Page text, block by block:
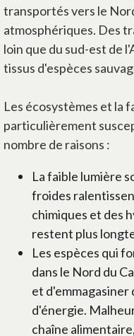
transportés vers le
atmosphériques. Des
loin que du sud-est de
tissus d'espèces
Les écosystèmes et la
particulièrement
nombre de raisons :
La faible lumière
froides
chimiques et des
restent plus
Les espèces qui
dans le Nord du
et d'emmagasiner
d'énergie.
chaîne